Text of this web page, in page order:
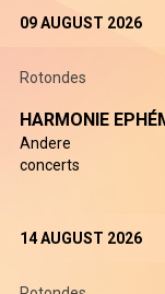
09 AUGUST 2026
Rotondes
HARMONIE
Andere
concerts
14 AUGUST 2026